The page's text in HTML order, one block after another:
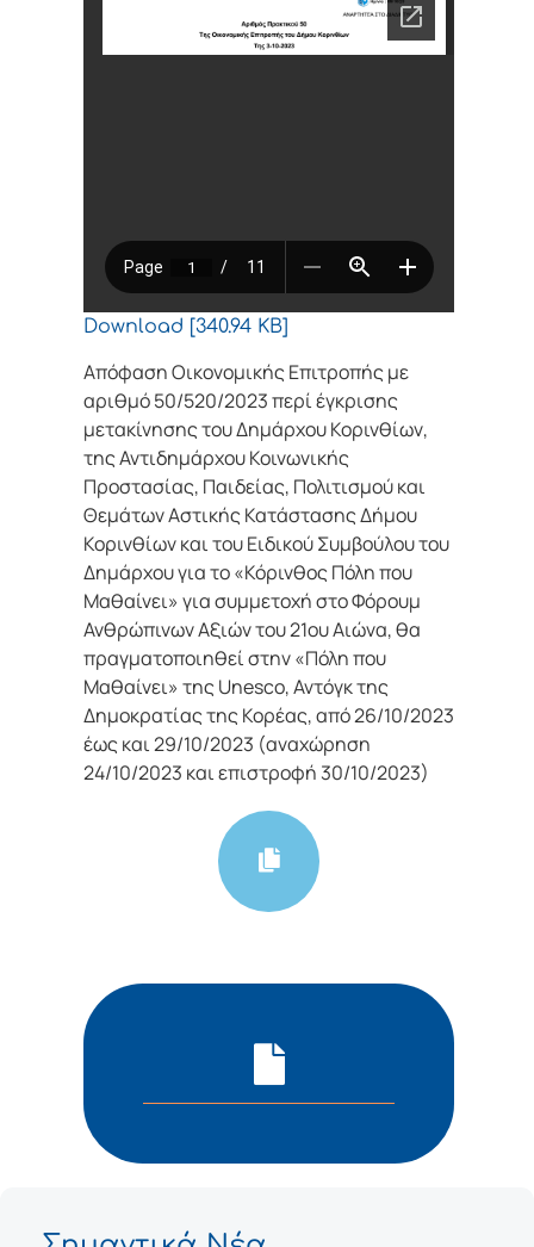
Download [340.94 KB]
Απόφαση Οικονομικής Επιτροπής με
αριθμό 50/520/2023 περί έγκρισης
μετακίνησης του Δημάρχου Κορινθίων,
της Αντιδημάρχου Κοινωνικής
Προστασίας, Παιδείας, Πολιτισμού και
Θεμάτων Αστικής Κατάστασης Δήμου
Κορινθίων και του Ειδικού Συμβούλου του
Δημάρχου για το «Κόρινθος Πόλη που
Μαθαίνει» για συμμετοχή στο Φόρουμ
Ανθρώπινων Αξιών του 21ου Αιώνα, θα
πραγματοποιηθεί στην «Πόλη που
Μαθαίνει» της Unesco, Αντόγκ της
Δημοκρατίας της Κορέας, από 26/10/2023
έως και 29/10/2023 (αναχώρηση
24/10/2023 και επιστροφή 30/10/2023)